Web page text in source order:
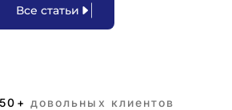
Все статьи
довольных клиентов